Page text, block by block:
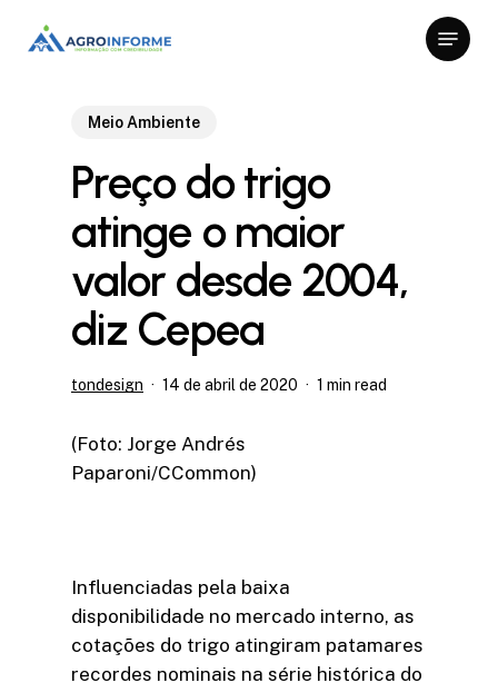
Menu
Meio Ambiente
Preço do trigo
atinge o maior
valor desde 2004,
diz Cepea
tondesign 14 de abril de 2020 1 min read
(Foto: Jorge Andrés
Paparoni/CCommon)
Influenciadas pela baixa
disponibilidade no mercado interno, as
cotações do trigo atingiram patamares
recordes nominais na série histórica do